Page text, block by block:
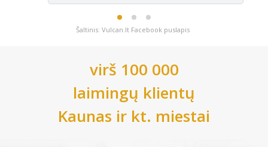
Šaltinis: Vulcan.lt Facebook puslapis
virš 100 000
laimingų klientų
Kaunas ir kt. miestai